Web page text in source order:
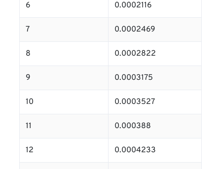
6 0.0002116
7 0.0002469
8 0.0002822
9 0.0003175
10 0.0003527
11 0.000388
12 0.0004233